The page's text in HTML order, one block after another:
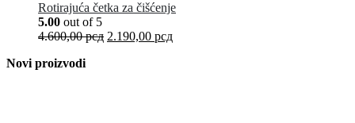
Rotirajuća četka za čišćenje
5.00 out of 5
4.600,00рсд 2.190,00 рсд
Novi proizvodi